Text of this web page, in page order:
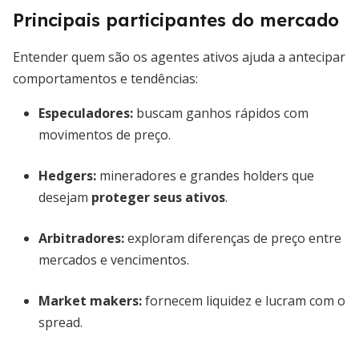
Principais participantes do mercado
Entender quem são os agentes ativos ajuda a antecipar
comportamentos e tendências:
Especuladores: buscam ganhos rápidos com
movimentos de preço.
Hedgers: mineradores e grandes holders que
desejam proteger seus ativos.
Arbitradores:exploram diferenças de preço entre
mercados e vencimentos.
Market makers:fornecem liquidez e lucram com o
spread.